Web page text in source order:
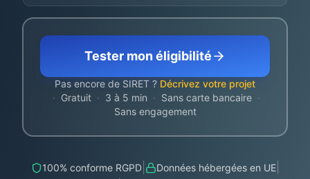
Tester mon éligibilité
Pas encore de SIRET ? Décrivez votre projet
· Gratuit · 3 à 5 min · Sans carte bancaire ·
Sans engagement
100% conforme RGPD| Données hébergées en UE|